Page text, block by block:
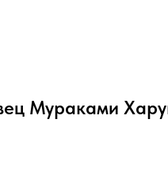
Мураками